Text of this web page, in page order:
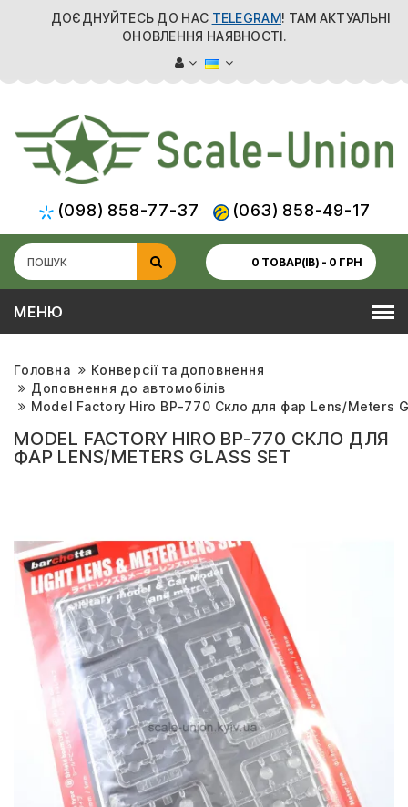
ДОЄДНУЙТЕСЬ ДО НАС TELEGRAM! ТАМ АКТУАЛЬНІ
ОНОВЛЕННЯ НАЯВНОСТІ.
(098) 858-77-37 (063) 858-49-17
0 ТОВАР(ІВ) - 0 ГРН
МЕНЮ
Головна
Конверсії та доповнення
Доповнення до автомобілів
Model Factory Hiro BP-770 Скло для фар Lens/Meters
MODEL FACTORY HIRO BP-770 СКЛО ДЛЯ
ФАР LENS/METERS GLASS SET